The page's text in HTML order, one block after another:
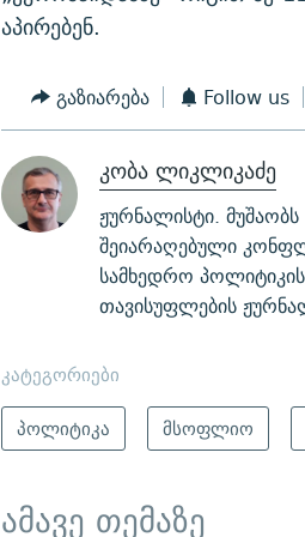
აპირებენ.
გაზიარება Follow us
კობა ლიკლიკაძე
ჟურნალისტი.
შეიარაღებული
სამხედრო
თავისუფლების
კატეგორიები
პოლიტიკა
მსოფლიო
ამავე თემაზე